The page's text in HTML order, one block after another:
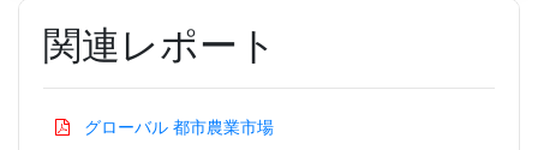
関連レポート
グローバル 都市農業市場